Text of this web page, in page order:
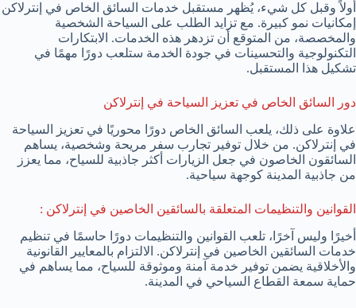
أولاً وقبل كل شيء، يُظهر مستقبل خدمات السائق الخاص في إنترلاكن
إمكانيات نمو كبيرة. مع تزايد الطلب على السياحة الشخصية
والمخصصة، من المتوقع أن تزدهر هذه الخدمات. الابتكارات
التكنولوجية والتحسينات في جودة الخدمة ستلعب دورًا مهمًا في
تشكيل هذا المستقبل.
دور السائق الخاص في تعزيز السياحة في إنترلاكن
علاوة على ذلك، يلعب السائق الخاص دورًا محوريًا في تعزيز السياحة
في إنترلاكن. من خلال توفير تجارب سفر مريحة وشخصية، يساهم
السائقون الخاصون في جعل الزيارات أكثر جاذبية للسياح، مما يعزز
من جاذبية المدينة كوجهة سياحية.
القوانين والتنظيمات المتعلقة بالسائقين الخاصين في إنترلاكن :
أخيرًا وليس آخرًا، تلعب القوانين والتنظيمات دورًا حاسمًا في تنظيم
خدمات السائقين الخاصين في إنترلاكن. الالتزام بالمعايير القانونية
والأخلاقية يضمن توفير خدمة آمنة وموثوقة للسياح، مما يساهم في
حماية سمعة القطاع السياحي في المدينة.